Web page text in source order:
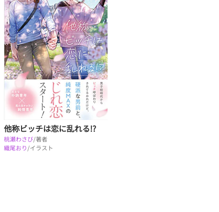
他称ビッチは恋に乱れる!?
桃瀬わさび/著者
織尾おり/イラスト